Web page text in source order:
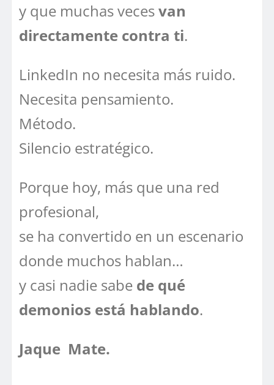
y que muchas vecesvan
directamente contra ti.
LinkedIn no necesita más ruido.
Necesita pensamiento.
Método.
Silencio estratégico.
Porque hoy, más que una red
profesional,
se ha convertido en un escenario
donde muchos hablan…
y casi nadie sabe de qué
demonios está hablando.
Jaque Mate.